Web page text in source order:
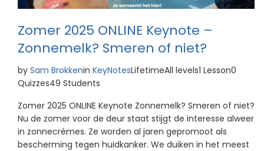
Zomer 2025 ONLINE Keynote –
Zonnemelk? Smeren of niet?
by Sam Brokkenin KeyNotesLifetimeAll levels1 Lesson0
Quizzes49 Students
Zomer 2025 ONLINE Keynote Zonnemelk? Smeren of niet?
Nu de zomer voor de deur staat stijgt de interesse alweer
in zonnecrémes. Ze worden al jaren gepromoot als
bescherming tegen huidkanker. We duiken in het meest